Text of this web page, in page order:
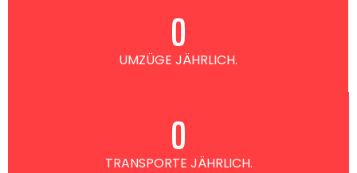
UMZÜGE JÄHRLICH.
0
TRANSPORTE JÄHRLICH.
0